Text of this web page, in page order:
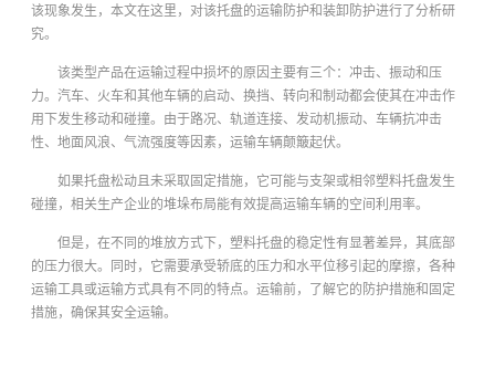
该现象发生，本文在这里，对该托盘的运输防护和装卸防护进行了分析研
究。
该类型产品在运输过程中损坏的原因主要有三个：冲击、振动和压
力。汽车、火车和其他车辆的启动、换挡、转向和制动都会使其在冲击作
用下发生移动和碰撞。由于路况、轨道连接、发动机振动、车辆抗冲击
性、地面风浪、气流强度等因素，运输车辆颠簸起伏。
如果托盘松动且未采取固定措施，它可能与支架或相邻塑料托盘发生
碰撞，相关生产企业的堆垛布局能有效提高运输车辆的空间利用率。
但是，在不同的堆放方式下，塑料托盘的稳定性有显著差异，其底部
的压力很大。同时，它需要承受轿底的压力和水平位移引起的摩擦，各种
运输工具或运输方式具有不同的特点。运输前，了解它的防护措施和固定
措施，确保其安全运输。